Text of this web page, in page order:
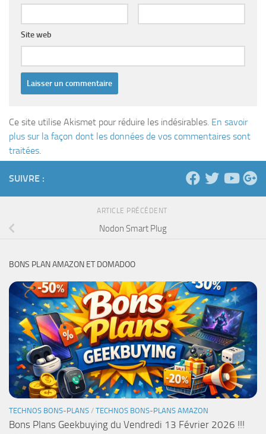
Site web
Ce site utilise Akismet pour réduire les indésirables. En savoir
plus sur la façon dont les données de vos commentaires sont
traitées.
SUIVRE :
ARTICLE PRÉCÉDENT
Nodon Smart Plug
BONS PLAN AMAZON ET DOMADOO
TECHNOS BONS-PLANS / TECHNOS BONS-PLANS AMAZON
Bons Plans Geekbuying du Vendredi 13 Février 2026 !!!